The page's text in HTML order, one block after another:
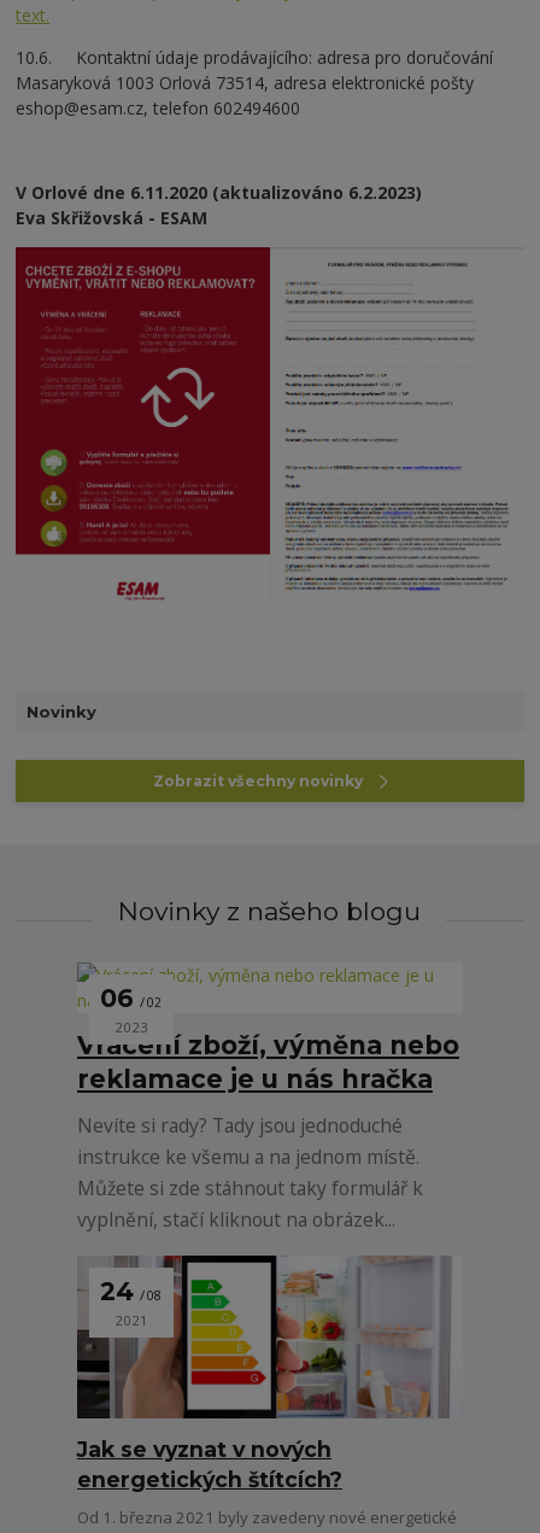
Novinky
Zobrazit všechny novinky
text.
10.6. Kontaktní údaje prodávajícího: adresa pro doručování
Masaryková 1003 Orlová 73514, adresa elektronické pošty
eshop@esam.cz, telefon 602494600
V Orlové dne 6.11.2020 (aktualizováno 6.2.2023)
Eva Skřižovská - ESAM
Novinky z našeho blogu
06 02
2023
Vrácení zboží, výměna nebo
reklamace je u nás hračka
Nevíte si rady? Tady jsou jednoduché
instrukce ke všemu a na jednom místě.
Můžete si zde stáhnout taky formulář k
vyplnění, stačí kliknout na obrázek...
24 08
2021
Jak se vyznat v nových
energetických štítcích?
Od 1. března 2021 byly zavedeny nové energetické